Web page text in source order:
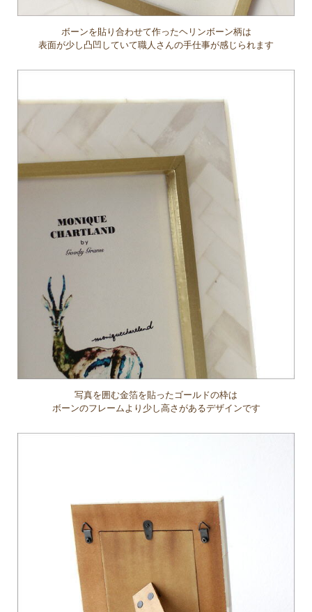
ボーンを貼り合わせて作ったヘリンボーン柄は
表面が少し凸凹していて職人さんの手仕事が感じられます
写真を囲む金箔を貼ったゴールドの枠は
ボーンのフレームより少し高さがあるデザインです